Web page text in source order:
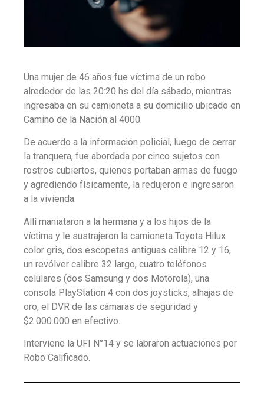
Una mujer de 46 años fue víctima de un robo
alrededor de las 20:20 hs del día sábado, mientras
ingresaba en su camioneta a su domicilio ubicado en
Camino de la Nación al 4000.
De acuerdo a la información policial, luego de cerrar
la tranquera, fue abordada por cinco sujetos con
rostros cubiertos, quienes portaban armas de fuego
y agrediendo físicamente, la redujeron e ingresaron
a la vivienda.
Allí maniataron a la hermana y a los hijos de la
víctima y le sustrajeron la camioneta Toyota Hilux
color gris, dos escopetas antiguas calibre 12 y 16,
un revólver calibre 32 largo, cuatro teléfonos
celulares (dos Samsung y dos Motorola), una
consola PlayStation 4 con dos joysticks, alhajas de
oro, el DVR de las cámaras de seguridad y
$2.000.000 en efectivo.
Interviene la UFI N°14 y se labraron actuaciones por
Robo Calificado.